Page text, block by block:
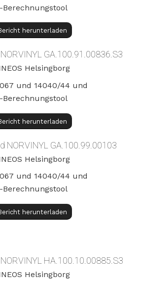
Berechnungstool
herunterladen
GA.100.91.00836.S3
und 14040/44 und
Berechnungstool
herunterladen
NORVINYL GA.100.99.00103
und 14040/44 und
Berechnungstool
herunterladen
HA.100.10.00885.S3